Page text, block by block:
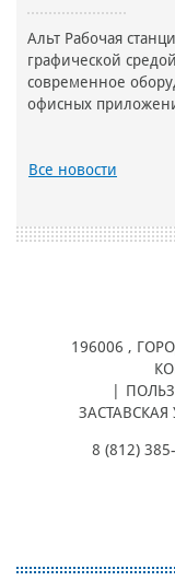
Альт Рабочая
графической
современное
офисных
Все новости
196006 ,
ЗАСТАВСКАЯ
8 (812)